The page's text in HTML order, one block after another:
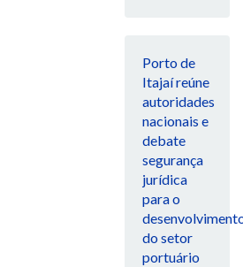
Porto de
Itajaí reúne
autoridades
nacionais e
debate
segurança
jurídica
para o
do setor
portuário